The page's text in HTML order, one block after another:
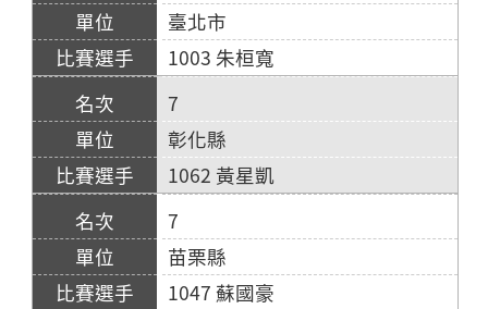
臺北市
1003 朱桓寬
7
彰化縣
1062 黃星凱
7
苗栗縣
1047 蘇國豪